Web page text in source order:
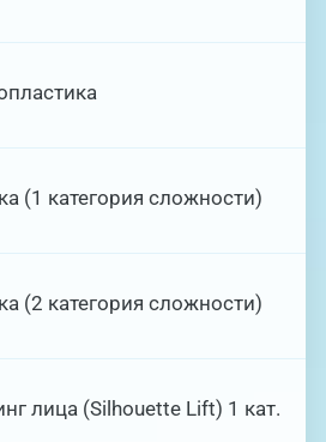
(1 категория сложности)
(2 категория сложности)
лица (Silhouette Lift) 1 кат.